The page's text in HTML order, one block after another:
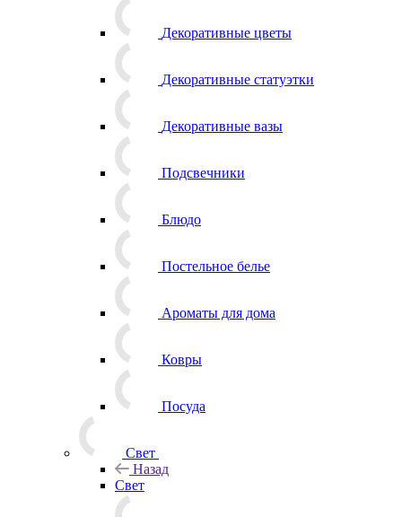
Декоративные цветы
Декоративные статуэтки
Декоративные вазы
Подсвечники
Блюдо
Постельное белье
Ароматы для дома
Ковры
Посуда
Свет
Назад
Свет